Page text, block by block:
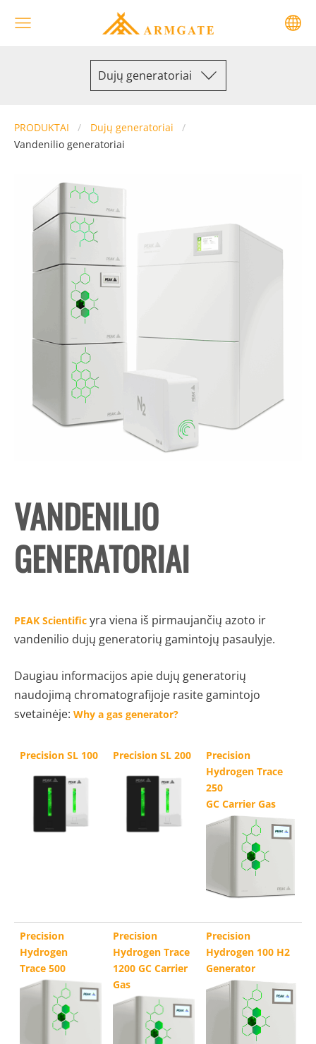
Dujų generatoriai
PRODUKTAI
Dujų generatoriai
Vandenilio generatoriai
VANDENILIO
GENERATORIAI
PEAK Scientific yra viena iš pirmaujančių azoto ir
vandenilio dujų generatorių gamintojų pasaulyje.
Daugiau informacijos apie dujų generatorių
naudojimą chromatografijoje rasite gamintojo
svetainėje: Why a gas generator?
Precision SL 100 Precision SL 200
Precision
Hydrogen Trace
250
GC Carrier Gas
Precision
Hydrogen
Trace 500
Precision
Hydrogen Trace
1200 GC Carrier
Gas
Precision
Hydrogen 100 H2
Generator